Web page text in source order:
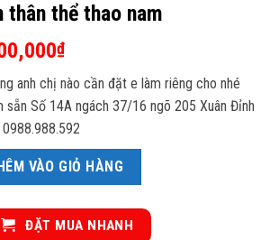
thân thể thao nam
₫Giá
hiện
tại
là:
1,500,000₫.
anh chị nào cần đặt e làm riêng cho nhé
sẵn Số 14A ngách 37/16 ngõ 205 Xuân Đỉnh
thao nam số lượng
VÀO GIỎ HÀNG
ĐẶT MUA NHANH